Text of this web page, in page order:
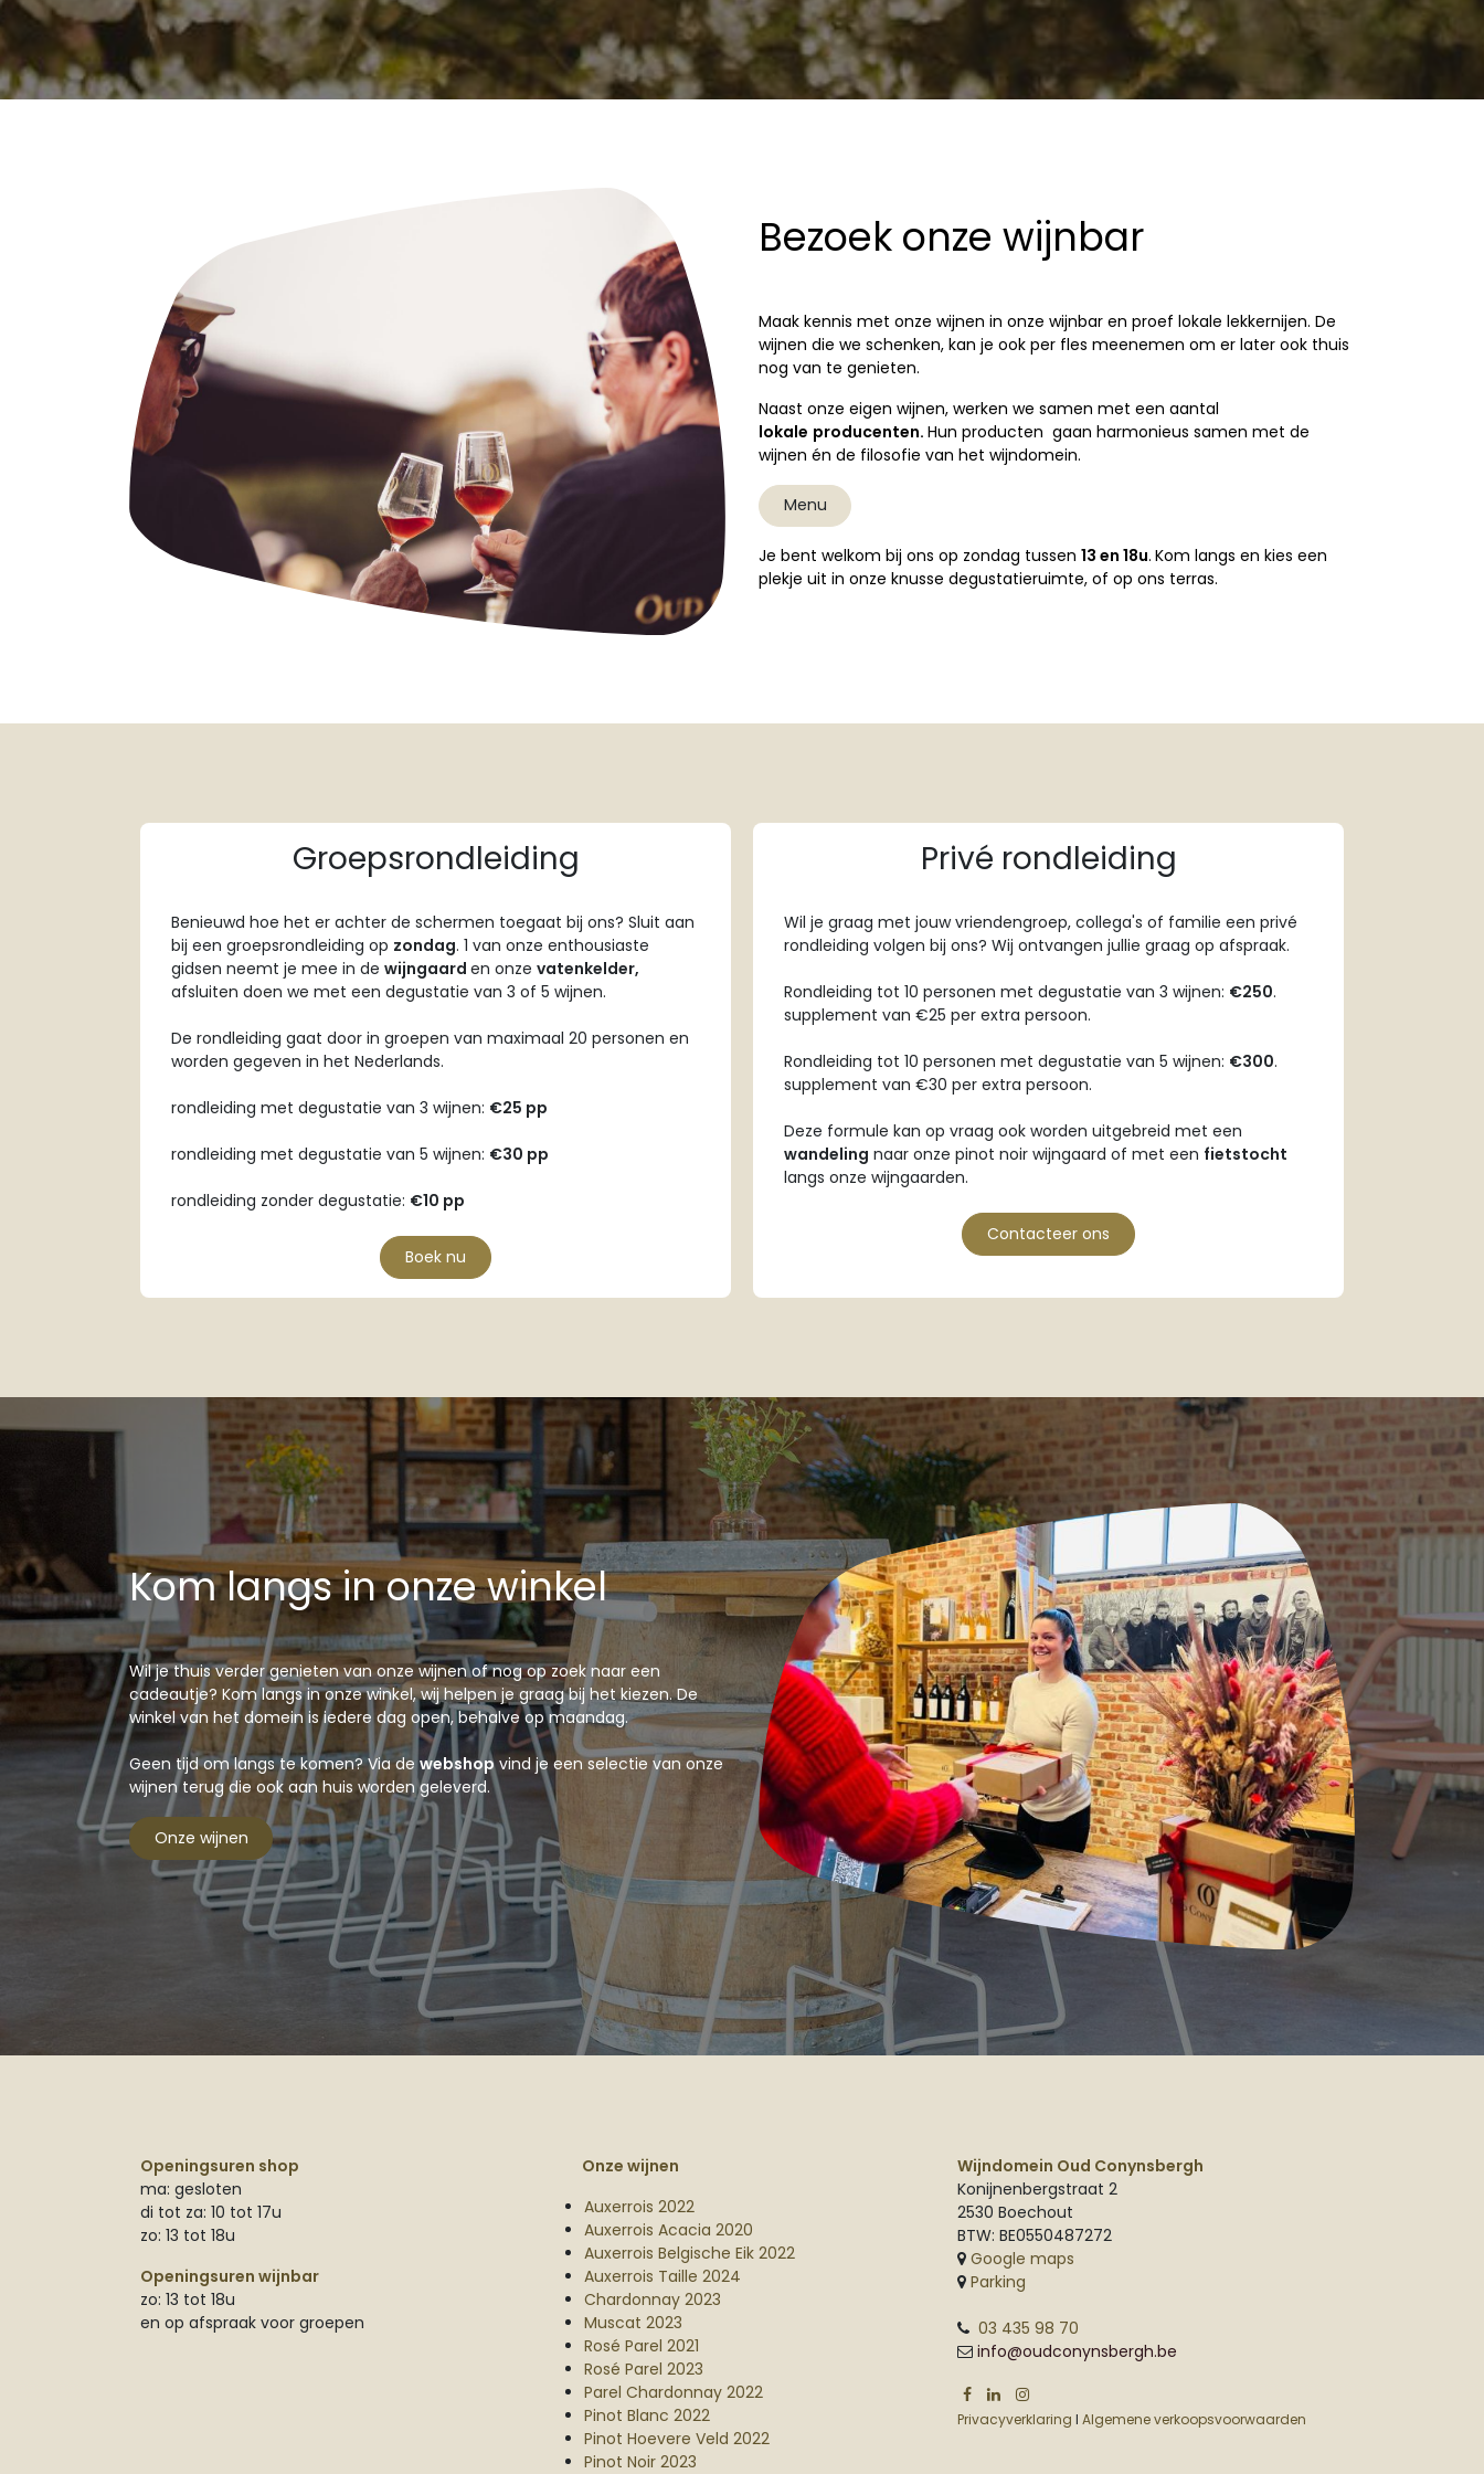
Bezoek onze wijnbar
Maak kennis met onze wijnen in onze wijnbar en proef lokale lekkernijen. De
wijnen die we schenken, kan je ook per fles meenemen om er later ook thuis
nog van te genieten.
Naast onze eigen wijnen, werken we samen met een aantal
lokale producenten. Hun producten gaan harmonieus samen met de
wijnen én de filosofie van het wijndomein.
Menu
Je bent welkom bij ons op zondag tussen 13 en 18u. Kom langs en kies een
plekje uit in onze knusse degustatieruimte, of op ons terras.
Groepsrondleiding
Benieuwd hoe het er achter de schermen toegaat bij ons? Sluit aan
bij een groepsrondleiding op zondag. 1 van onze enthousiaste
gidsen neemt je mee in de wijngaard en onze vatenkelder,
afsluiten doen we met een degustatie van 3 of 5 wijnen.
De rondleiding gaat door in groepen van maximaal 20 personen en
worden gegeven in het Nederlands.
rondleiding met degustatie van 3 wijnen: €25 pp
rondleiding met degustatie van 5 wijnen: €30 pp
rondleiding zonder degustatie: €10 pp
Boek nu
Privé rondleiding
Wil je graag met jouw vriendengroep, collega's of familie een privé
rondleiding volgen bij ons? Wij ontvangen jullie graag op afspraak.
Rondleiding tot 10 personen met degustatie van 3 wijnen: €250.
supplement van €25 per extra persoon.
Rondleiding tot 10 personen met degustatie van 5 wijnen: €300.
supplement van €30 per extra persoon.
Deze formule kan op vraag ook worden uitgebreid met een
wandeling naar onze pinot noir wijngaard of met een fietstocht
langs onze wijngaarden.
Contacteer ons
Kom langs in onze winkel
Wil je thuis verder genieten van onze wijnen of nog op zoek naar een
cadeautje? Kom langs in onze winkel, wij helpen je graag bij het kiezen. De
winkel van het domein is iedere dag open, behalve op maandag.
Geen tijd om langs te komen? Via de webshop vind je een selectie van onze
wijnen terug die ook aan huis worden geleverd.
Onze wijnen
Openingsuren shop
ma: gesloten
di tot za: 10 tot 17u
zo: 13 tot 18u
Openingsuren wijnbar
zo: 13 tot 18u
en op afspraak voor groepen
Onze wijnen
Auxerrois 2022
Auxerrois Acacia 2020
Auxerrois Belgische Eik 2022
Auxerrois Taille 2024
Chardonnay 2023
Muscat 2023
Rosé Parel 2021
Rosé Parel 2023
Parel Chardonnay 2022
Pinot Blanc 2022
Pinot Hoevere Veld 2022
Pinot Noir 2023
Wijndomein Oud Conynsbergh
Konijnenbergstraat 2
2530 Boechout
BTW: BE0550487272
Google maps
Parking
03 435 98 70
info@oudconynsbergh.be
Privacyverklaring I Algemene verkoopsvoorwaarden